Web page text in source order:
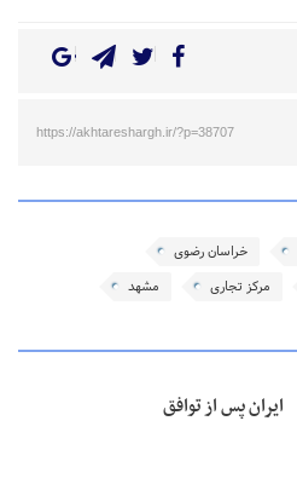
https://akhtareshargh.ir/?p=38707
خراسان رضوی
مرکز تجاری مشهد
ایران پس از توافق